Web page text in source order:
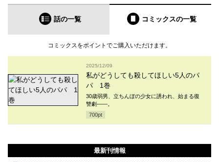
話の一覧 コミックスの一覧
コミックスをポイントでご購入いただけます。
2025/12/09
私がどうしても殺してほしい5人のパ
パ 1巻
30歳弱男、立ちんぼの少女に誘われ、始まる復
讐劇――。
700pt
最新刊情報